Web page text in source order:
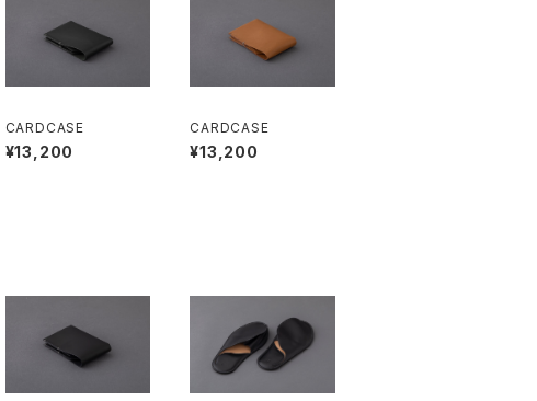
CARDCASE
¥13,200
CARDCASE
¥13,200